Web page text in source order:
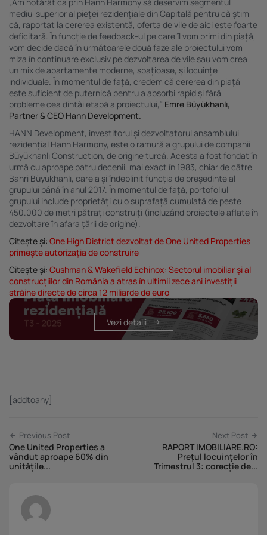
mediu-superior al pieței rezidențiale din Capitală pentru că știm
că, raportat la cererea existentă, oferta de vile de aici este foarte
deficitară. În funcție de feedback-ul pe care îl vom primi din piață,
vom decide dacă în următoarele două faze ale proiectului vom
miza în continuare exclusiv pe dezvoltarea de vile sau vom crea
un mix de apartamente moderne, spațioase, și locuințe
individuale. În momentul de față, credem că cererea din piață
este suficient de puternică pentru a absorbi rapid și fără
probleme cea dintâi etapă a proiectului,” Emre Büyükhanlı,
Partner & CEO Hann Development.
HANN Development, investitorul și dezvoltatorul ansamblului
rezidențial Hann Harmony, este o ramură a grupului de companii
Büyükhanlı Construction, de origine turcă. Acesta a fost fondat în
urmă cu aproape patru decenii, mai exact în 1983, chiar de către
Bahri Büyükhanlı, care a și îndeplinit funcția de președinte al
grupului până în anul 2017. În momentul de față, portofoliul
grupului include proprietăți cu o suprafață cumulată de peste
450.000 de metri pătrați construiți (incluzând proiectele aflate în
dezvoltare în afara țării de origine).
Citește și: One High District dezvoltat de One United Properties
primește autorizația de construire
Citește și: Cushman & Wakefield Echinox: Sectorul imobiliar și al
construcțiilor din România a atras în ultimii zece ani investiții
străine directe de circa 12 miliarde de euro
Vezi detalii
[addtoany]
Previous Post
One United Properties a
vândut aproape 60% din
unitățile...
Next Post
RAPORT IMOBILIARE.RO:
Prețul locuințelor în
Trimestrul 3: corecție de...